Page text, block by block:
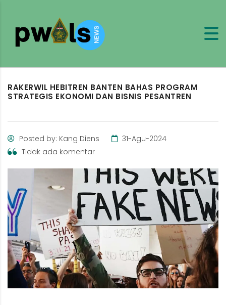
RAKERWIL HEBITREN BANTEN BAHAS PROGRAM
STRATEGIS EKONOMI DAN BISNIS PESANTREN
Posted by: Kang Diens
31-Agu-2024
Tidak ada komentar